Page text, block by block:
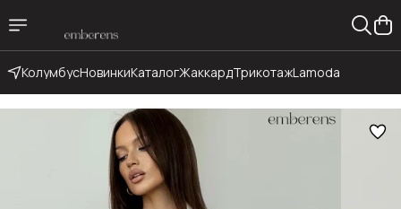
КолумбусНовинкиКаталогЖаккардТрикотажLamoda